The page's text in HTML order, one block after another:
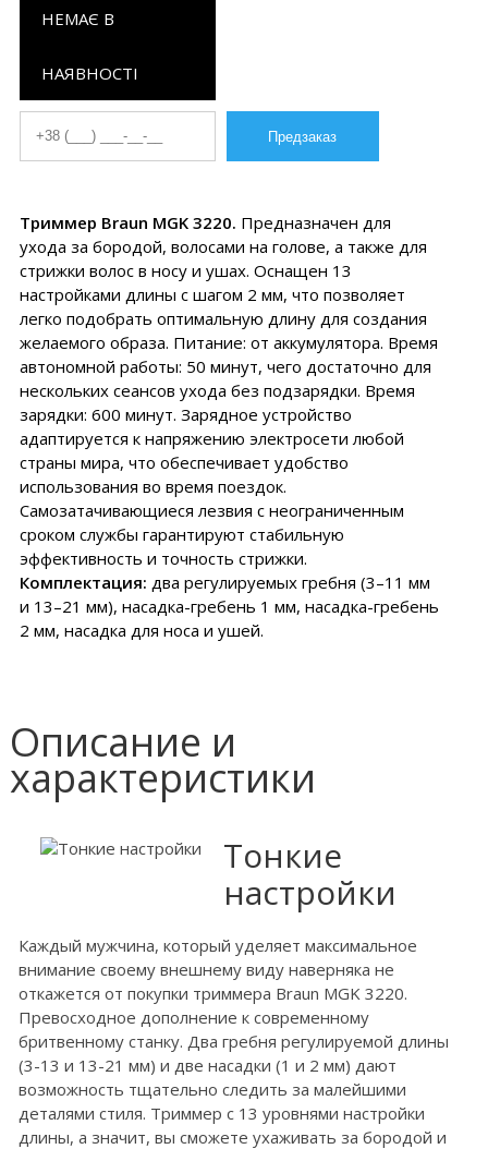
НЕМАЄ В
НАЯВНОСТІ
Триммер Braun MGK 3220. Предназначен для
ухода за бородой, волосами на голове, а также для
стрижки волос в носу и ушах. Оснащен 13
настройками длины с шагом 2 мм, что позволяет
легко подобрать оптимальную длину для создания
желаемого образа. Питание: от аккумулятора. Время
автономной работы: 50 минут, чего достаточно для
нескольких сеансов ухода без подзарядки. Время
зарядки: 600 минут. Зарядное устройство
адаптируется к напряжению электросети любой
страны мира, что обеспечивает удобство
использования во время поездок.
Самозатачивающиеся лезвия с неограниченным
сроком службы гарантируют стабильную
эффективность и точность стрижки.
Комплектация: два регулируемых гребня (3–11 мм
и 13–21 мм), насадка-гребень 1 мм, насадка-гребень
2 мм, насадка для носа и ушей.
Описание и
характеристики
Тонкие
настройки
Каждый мужчина, который уделяет максимальное
внимание своему внешнему виду наверняка не
откажется от покупки триммера Braun MGK 3220.
Превосходное дополнение к современному
бритвенному станку. Два гребня регулируемой длины
(3-13 и 13-21 мм) и две насадки (1 и 2 мм) дают
возможность тщательно следить за малейшими
деталями стиля. Триммер с 13 уровнями настройки
длины, а значит, вы сможете ухаживать за бородой и